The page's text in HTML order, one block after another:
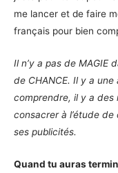
me lancer et de faire
français pour bien
Il n’y a pas de MAGIE
de CHANCE. Il y a
comprendre, il y a des
consacrer à l’étude
ses publicités.
Quand tu auras